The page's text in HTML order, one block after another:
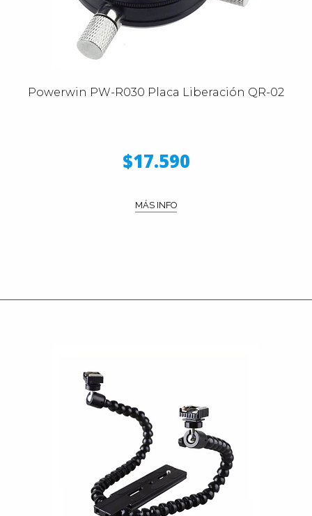
Powerwin PW-R030 Placa Liberación QR-02
$17.590
MÁS INFO